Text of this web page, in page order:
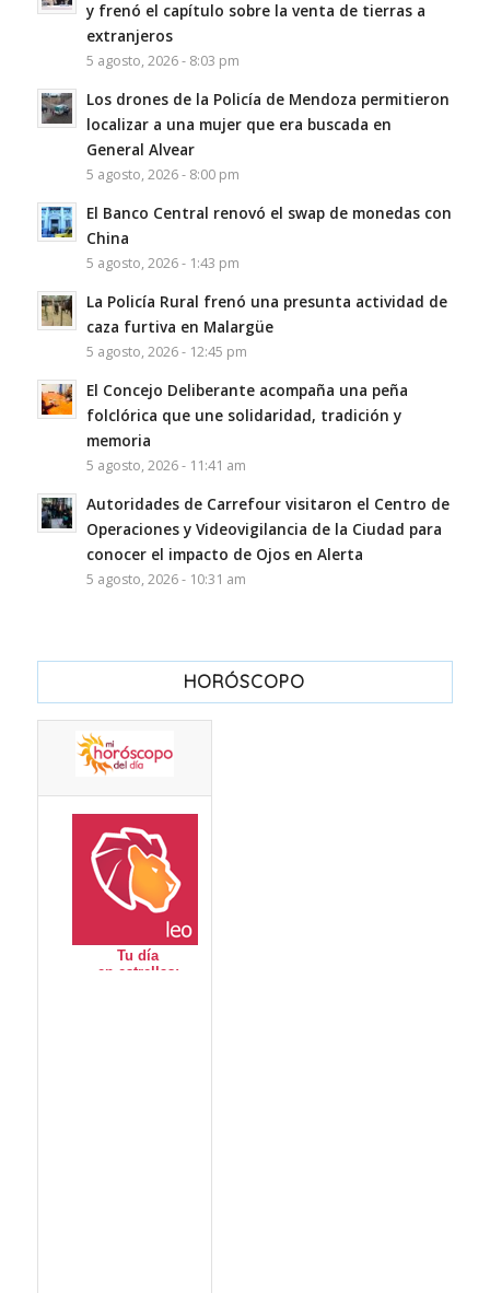
y frenó el capítulo sobre la venta de tierras a
extranjeros
5 agosto, 2026 - 8:03 pm
Los drones de la Policía de Mendoza permitieron
localizar a una mujer que era buscada en
General Alvear
5 agosto, 2026 - 8:00 pm
El Banco Central renovó el swap de monedas con
China
5 agosto, 2026 - 1:43 pm
La Policía Rural frenó una presunta actividad de
caza furtiva en Malargüe
5 agosto, 2026 - 12:45 pm
El Concejo Deliberante acompaña una peña
folclórica que une solidaridad, tradición y
memoria
5 agosto, 2026 - 11:41 am
Autoridades de Carrefour visitaron el Centro de
Operaciones y Videovigilancia de la Ciudad para
conocer el impacto de Ojos en Alerta
5 agosto, 2026 - 10:31 am
HORÓSCOPO